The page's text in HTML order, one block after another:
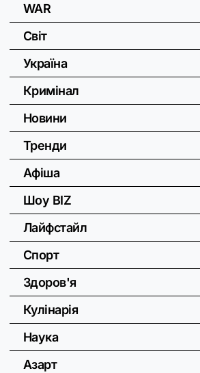
WAR
Світ
Україна
Кримінал
Новини
Тренди
Афіша
Шоу BIZ
Лайфстайл
Спорт
Здоров'я
Кулінарія
Наука
Азарт